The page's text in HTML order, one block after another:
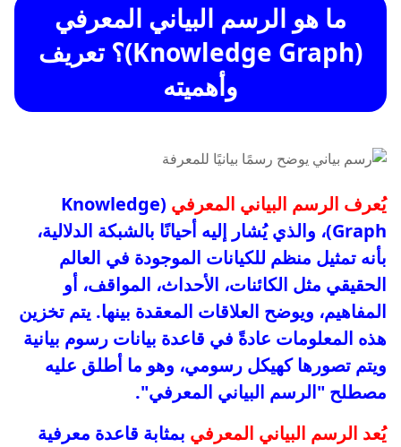
ما هو الرسم البياني المعرفي
(Knowledge Graph)؟ تعريف
وأهميته
يُعرف الرسم البياني المعرفي (Knowledge
Graph)، والذي يُشار إليه أحيانًا بالشبكة الدلالية،
بأنه تمثيل منظم للكيانات الموجودة في العالم
الحقيقي مثل الكائنات، الأحداث، المواقف، أو
المفاهيم، ويوضح العلاقات المعقدة بينها. يتم تخزين
هذه المعلومات عادةً في قاعدة بيانات رسوم بيانية
ويتم تصورها كهيكل رسومي، وهو ما أطلق عليه
مصطلح "الرسم البياني المعرفي".
يُعد الرسم البياني المعرفي بمثابة قاعدة معرفية